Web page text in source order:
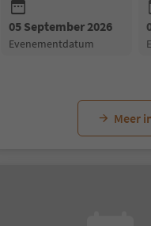
05 September 2026
evenementdatum
Meer